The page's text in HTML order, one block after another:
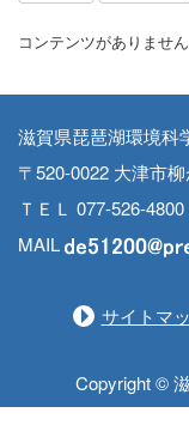
コンテンツがありません
滋賀県琵琶湖環境科
〒520-0022 大津市
ＴＥＬ 077-526-
MAIL
サイトマ
Copyright ©